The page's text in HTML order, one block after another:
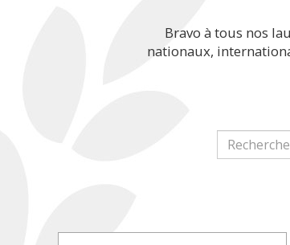
Bravo à tous nos
nationaux,